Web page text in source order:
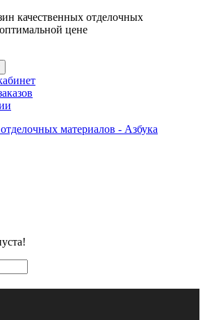
качественных отделочных
цене